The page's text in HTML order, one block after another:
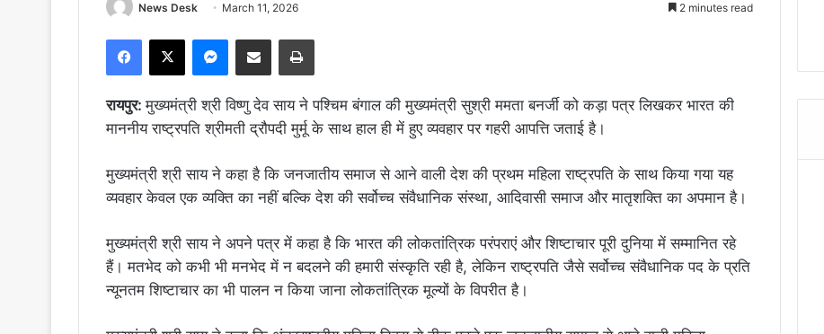
News Desk March 11, 2026 2 minutes read
Facebook
X Messenger
Share via Email Print
रायपुर:मुख्यमंत्री श्री विष्णु देव साय ने पश्चिम बंगाल की मुख्यमंत्री सुश्री ममता बनर्जी को कड़ा पत्र लिखकर भारत की
माननीय राष्ट्रपति श्रीमती द्रौपदी मुर्मू के साथ हाल ही में हुए व्यवहार पर गहरी आपत्ति जताई है।
मुख्यमंत्री श्री साय ने कहा है कि जनजातीय समाज से आने वाली देश की प्रथम महिला राष्ट्रपति के साथ किया गया यह
व्यवहार केवल एक व्यक्ति का नहीं बल्कि देश की सर्वोच्च संवैधानिक संस्था, आदिवासी समाज और मातृशक्ति का अपमान है।
मुख्यमंत्री श्री साय ने अपने पत्र में कहा है कि भारत की लोकतांत्रिक परंपराएं और शिष्टाचार पूरी दुनिया में सम्मानित रहे
हैं। मतभेद को कभी भी मनभेद में न बदलने की हमारी संस्कृति रही है, लेकिन राष्ट्रपति जैसे सर्वोच्च संवैधानिक पद के प्रति
न्यूनतम शिष्टाचार का भी पालन न किया जाना लोकतांत्रिक मूल्यों के विपरीत है।